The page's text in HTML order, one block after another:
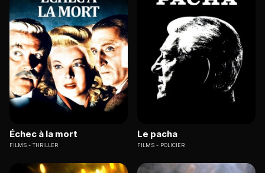
Échec à la mort
FILMS THRILLER
Le pacha
FILMS POLICIER